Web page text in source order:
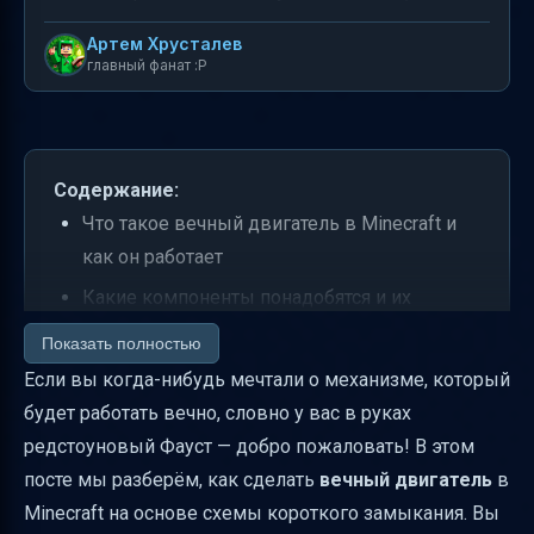
Артем Хрусталев
главный фанат :P
Содержание:
Что такое вечный двигатель в Minecraft и
как он работает
Какие компоненты понадобятся и их
альтернативы
Пошаговое руководство по сборке вечного
двигателя
Как работает короткое замыкание и почему
задержки важны
Частые проблемы и как их избежать
Показать полностью
Если вы когда-нибудь мечтали о механизме, который
будет работать вечно, словно у вас в руках
редстоуновый Фауст — добро пожаловать! В этом
посте мы разберём, как сделать вечный двигатель в
Minecraft на основе схемы короткого замыкания. Вы